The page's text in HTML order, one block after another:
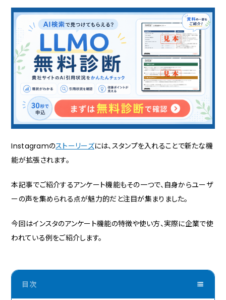
Instagramのストーリーズには、スタンプを入れることで新たな機
能が拡張されます。
本記事でご紹介するアンケート機能もその一つで、自身からユーザ
ーの声を集められる点が魅力的だと注目が集まりました。
今回はインスタのアンケート機能の特徴や使い方、実際に企業で使
われている例をご紹介します。